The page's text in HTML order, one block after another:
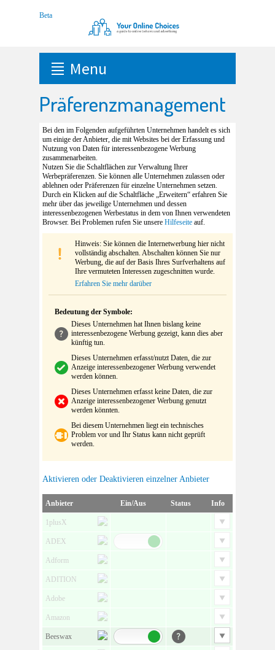
Menu
Präferenzmanagement
Bei den im Folgenden aufgeführten Unternehmen handelt es sich
um einige der Anbieter, die mit Websites bei der Erfassung und
Nutzung von Daten für interessenbezogene Werbung
zusammenarbeiten.
Nutzen Sie die Schaltflächen zur Verwaltung Ihrer
Werbepräferenzen. Sie können alle Unternehmen zulassen oder
ablehnen oder Präferenzen für einzelne Unternehmen setzen.
Durch ein Klicken auf die Schaltfläche „Erweitern“ erfahren Sie
mehr über das jeweilige Unternehmen und dessen
interessenbezogenen Werbestatus in dem von Ihnen verwendeten
Browser. Bei Problemen rufen Sie unsere Hilfeseite auf.
Hinweis: Sie können die Internetwerbung hier nicht
vollständig abschalten. Abschalten können Sie nur
Werbung, die auf der Basis Ihres Surfverhaltens auf
Ihre vermuteten Interessen zugeschnitten wurde.
Erfahren Sie mehr darüber
Bedeutung der Symbole:
Dieses Unternehmen hat Ihnen bislang keine
interessenbezogene Werbung gezeigt, kann dies aber
künftig tun.
Dieses Unternehmen erfasst/nutzt Daten, die zur
Anzeige interessenbezogener Werbung verwendet
werden können.
Dieses Unternehmen erfasst keine Daten, die zur
Anzeige interessenbezogener Werbung genutzt
werden könnten.
Bei diesem Unternehmen liegt ein technisches
Problem vor und Ihr Status kann nicht geprüft
werden.